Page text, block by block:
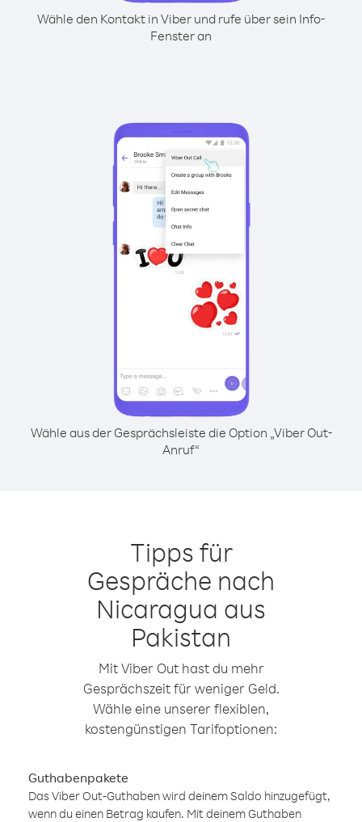
Wähle den Kontakt in Viber und rufe über sein Info-
Fenster an
Wähle aus der Gesprächsleiste die Option „Viber Out-
Anruf“
Tipps für
Gespräche nach
Nicaragua aus
Pakistan
Mit Viber Out hast du mehr
Gesprächszeit für weniger Geld.
Wähle eine unserer flexiblen,
kostengünstigen Tarifoptionen:
Guthabenpakete
Das Viber Out-Guthaben wird deinem Saldo hinzugefügt,
wenn du einen Betrag kaufen. Mit deinem Guthaben